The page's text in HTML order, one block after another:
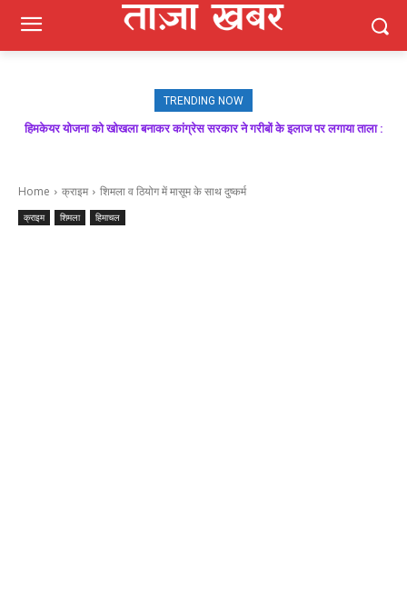
TRENDING NOW
हिमकेयर योजना को खोखला बनाकर कांग्रेस सरकार ने गरीबों के इलाज पर लगाया ताला :
Home क्राइम शिमला व ठियोग में मासूम के साथ दुष्कर्म
क्राइम शिमला हिमाचल